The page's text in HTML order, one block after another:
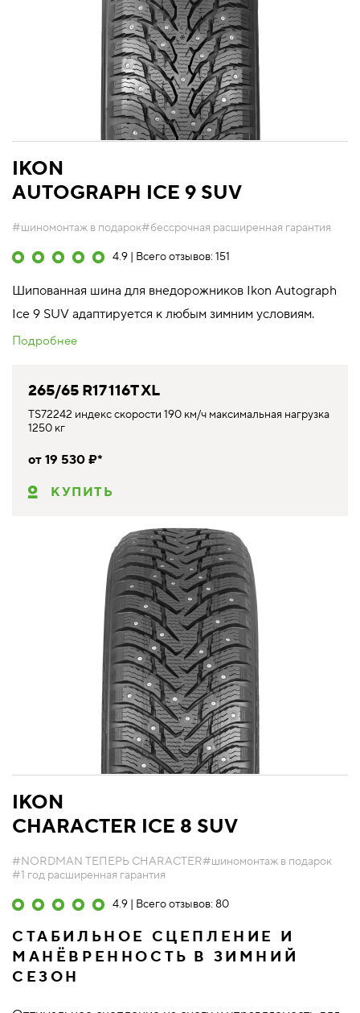
IKON
AUTOGRAPH ICE 9 SUV
#шиномонтаж в подарок#бессрочная расширенная гарантия
4.9 | Всего отзывов: 151
Шипованная шина для внедорожников Ikon Autograph
Ice 9 SUV адаптируется к любым зимним условиям.
Подробнее
265/65 R17 116T XL
TS72242 индекс скорости 190 км/ч максимальная нагрузка
1250 кг
от 19 530 ₽*
КУПИТЬ
IKON
CHARACTER ICE 8 SUV
#NORDMAN ТЕПЕРЬ CHARACTER#шиномонтаж в подарок
#1 год расширенная гарантия
4.9 | Всего отзывов: 80
СТАБИЛЬНОЕ СЦЕПЛЕНИЕ И
МАНЁВРЕННОСТЬ В ЗИМНИЙ
СЕЗОН